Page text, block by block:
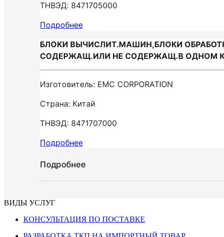
ТНВЭД: 8471705000
Подробнее
БЛОКИ ВЫЧИСЛИТ.МАШИН,БЛОКИ
СОДЕРЖАЩ.ИЛИ НЕ СОДЕРЖАЩ.В ОДНОМ
Изготовитель: EMC CORPORATION
Страна: Китай
ТНВЭД: 8471707000
Подробнее
Подробнее
ВИДЫ УСЛУГ
КОНСУЛЬТАЦИЯ ПО ПОСТАВКЕ